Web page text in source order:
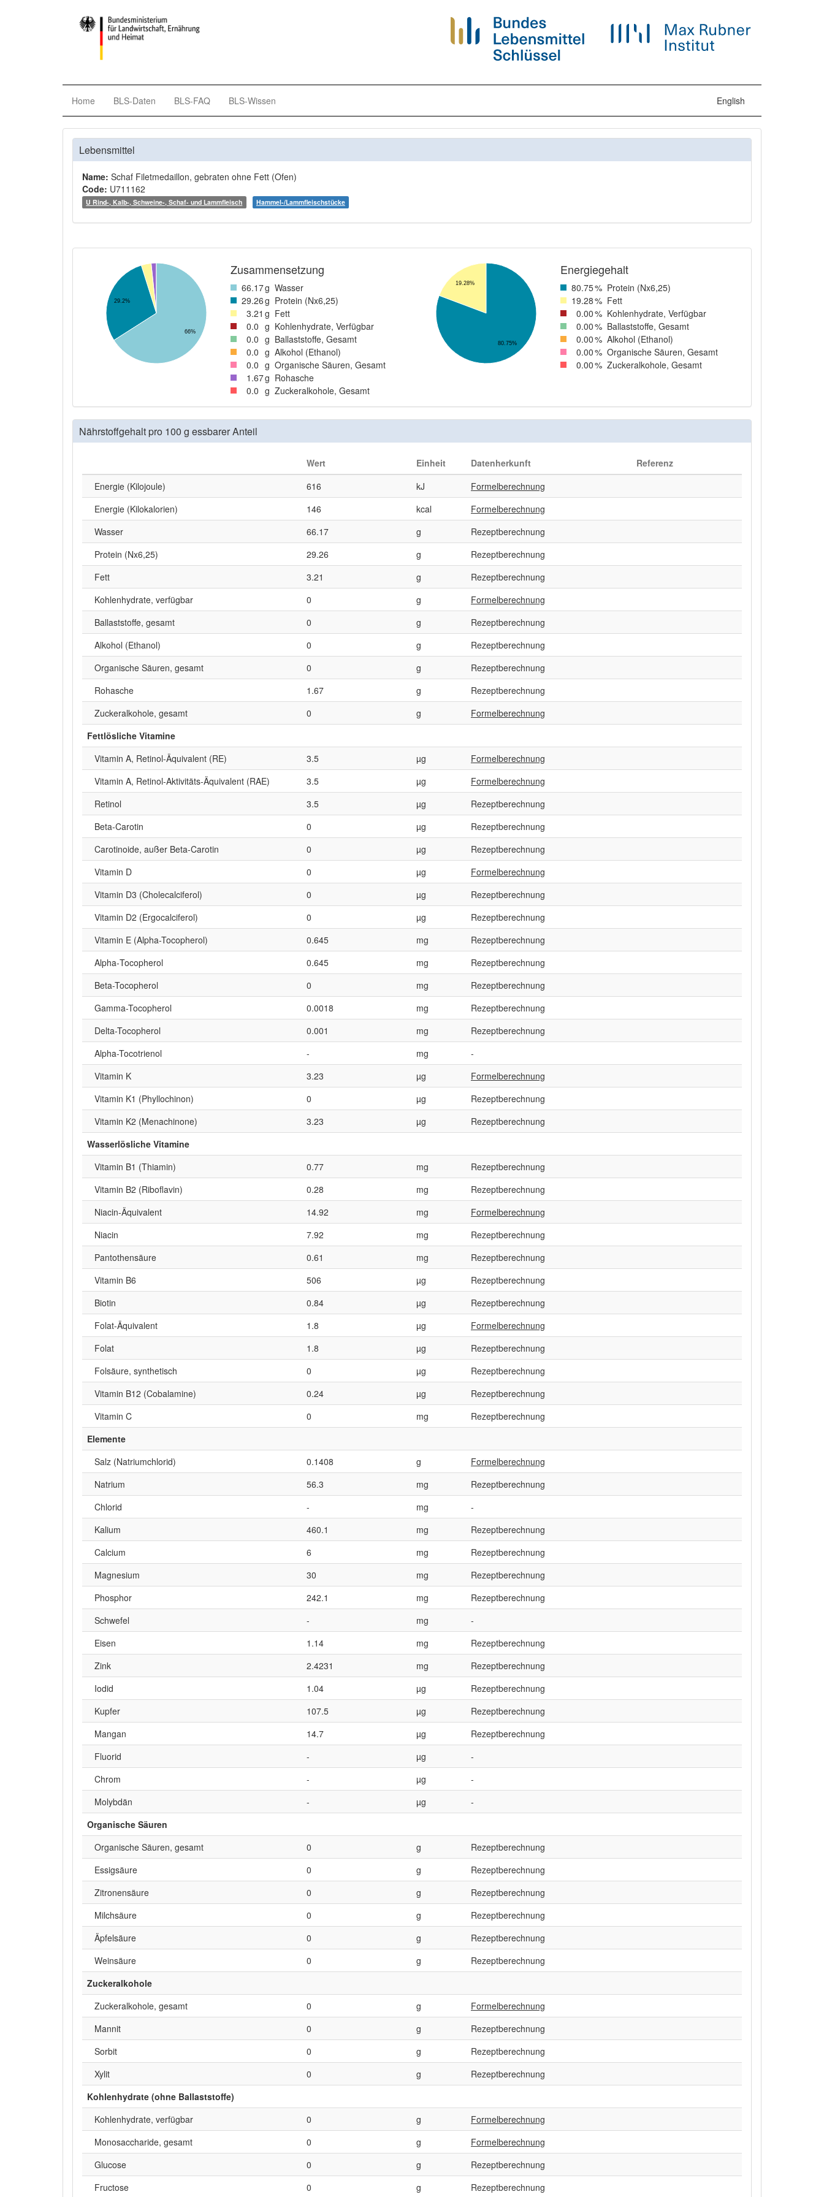
Home BLS-Daten BLS-FAQ BLS-Wissen English
Lebensmittel
Name: Schaf Filetmedaillon, gebraten ohne Fett (Ofen)
Code: U711162
U Rind-, Kalb-, Schweine-, Schaf- und Lammfleisch Hammel-/Lammfleischstücke
29.2%
66%
Zusammensetzung
66.17g Wasser
29.26g Protein (Nx6,25)
3.21 g Fett
0.0 g Kohlenhydrate, Verfügbar
0.0 g Ballaststoffe, Gesamt
0.0 g Alkohol (Ethanol)
0.0 g Organische Säuren, Gesamt
1 .67g Rohasche
0.0 g Zuckeralkohole, Gesamt
19.28%
80.75%
Energiegehalt
80.75% Protein (Nx6,25)
19.28% Fett
0.00% Kohlenhydrate, Verfügbar
0.00% Ballaststoffe, Gesamt
0.00% Alkohol (Ethanol)
0.00% Organische Säuren, Gesamt
0.00% Zuckeralkohole, Gesamt
Nährstoffgehalt pro 100 g essbarer Anteil
Wert Einheit Datenherkunft
Referenz
Energie (Kilojoule)
616 kJ
Formelberechnung
Energie (Kilokalorien)
146 kcal
Formelberechnung
Wasser
66.17 g
Rezeptberechnung
Protein (Nx6,25)
29.26 g
Rezeptberechnung
Fett
3.21 g
Rezeptberechnung
Kohlenhydrate, verfügbar
0 g
Formelberechnung
Ballaststoffe, gesamt
0 g
Rezeptberechnung
Alkohol (Ethanol)
0 g
Rezeptberechnung
Organische Säuren, gesamt
0 g
Rezeptberechnung
Rohasche
1.67 g
Rezeptberechnung
Zuckeralkohole, gesamt
0 g
Formelberechnung
Fettlösliche Vitamine
Vitamin A, Retinol-Äquivalent (RE)
3.5 µg
Formelberechnung
Vitamin A, Retinol-Aktivitäts-Äquivalent (RAE)
3.5 µg
Formelberechnung
Retinol
3.5 µg
Rezeptberechnung
Beta‑Carotin
0 µg
Rezeptberechnung
Carotinoide, außer Beta-Carotin
0 µg
Rezeptberechnung
Vitamin D
0 µg
Formelberechnung
Vitamin D3 (Cholecalciferol)
0 µg
Rezeptberechnung
Vitamin D2 (Ergocalciferol)
0 µg
Rezeptberechnung
Vitamin E (Alpha-Tocopherol)
0.645 mg
Rezeptberechnung
Alpha‑Tocopherol
0.645 mg
Rezeptberechnung
Beta-Tocopherol
0 mg
Rezeptberechnung
Gamma-Tocopherol
0.0018 mg
Rezeptberechnung
Delta-Tocopherol
0.001 mg
Rezeptberechnung
Alpha-Tocotrienol
- mg
-
Vitamin K
3.23 µg
Formelberechnung
Vitamin K1 (Phyllochinon)
0 µg
Rezeptberechnung
Vitamin K2 (Menachinone)
3.23 µg
Rezeptberechnung
Wasserlösliche Vitamine
Vitamin B1 (Thiamin)
0.77 mg
Rezeptberechnung
Vitamin B2 (Riboflavin)
0.28 mg
Rezeptberechnung
Niacin-Äquivalent
14.92 mg
Formelberechnung
Niacin
7.92 mg
Rezeptberechnung
Pantothensäure
0.61 mg
Rezeptberechnung
Vitamin B6
506 µg
Rezeptberechnung
Biotin
0.84 µg
Rezeptberechnung
Folat-Äquivalent
1.8 µg
Formelberechnung
Folat
1.8 µg
Rezeptberechnung
Folsäure, synthetisch
0 µg
Rezeptberechnung
Vitamin B12 (Cobalamine)
0.24 µg
Rezeptberechnung
Vitamin C
0 mg
Rezeptberechnung
Elemente
Salz (Natriumchlorid)
0.1408 g
Formelberechnung
Natrium
56.3 mg
Rezeptberechnung
Chlorid
- mg
-
Kalium
460.1 mg
Rezeptberechnung
Calcium
6 mg
Rezeptberechnung
Magnesium
30 mg
Rezeptberechnung
Phosphor
242.1 mg
Rezeptberechnung
Schwefel
- mg
-
Eisen
1.14 mg
Rezeptberechnung
Zink
2.4231 mg
Rezeptberechnung
Iodid
1.04 µg
Rezeptberechnung
Kupfer
107.5 µg
Rezeptberechnung
Mangan
14.7 µg
Rezeptberechnung
Fluorid
- µg
-
Chrom
- µg
-
Molybdän
- µg
-
Organische Säuren
Organische Säuren, gesamt
0 g
Rezeptberechnung
Essigsäure
0 g
Rezeptberechnung
Zitronensäure
0 g
Rezeptberechnung
Milchsäure
0 g
Rezeptberechnung
Äpfelsäure
0 g
Rezeptberechnung
Weinsäure
0 g
Rezeptberechnung
Zuckeralkohole
Zuckeralkohole, gesamt
0 g
Formelberechnung
Mannit
0 g
Rezeptberechnung
Sorbit
0 g
Rezeptberechnung
Xylit
0 g
Rezeptberechnung
Kohlenhydrate (ohne Ballaststoffe)
Kohlenhydrate, verfügbar
0 g
Formelberechnung
Monosaccharide, gesamt
0 g
Formelberechnung
Glucose
0 g
Rezeptberechnung
Fructose
0 g Rezeptberechnung